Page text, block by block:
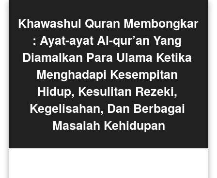
Khawashul Quran Membongkar
: Ayat-ayat Al-qur’an Yang
Diamalkan Para Ulama Ketika
Menghadapi Kesempitan
Hidup, Kesulitan Rezeki,
Kegelisahan, Dan Berbagai
Masalah Kehidupan